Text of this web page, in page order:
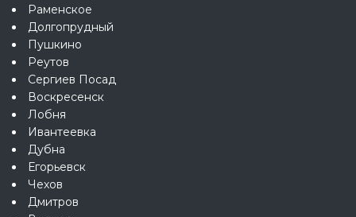
Раменское
Долгопрудный
Пушкино
Реутов
Сергиев Посад
Воскресенск
Лобня
Ивантеевка
Дубна
Егорьевск
Чехов
Дмитров